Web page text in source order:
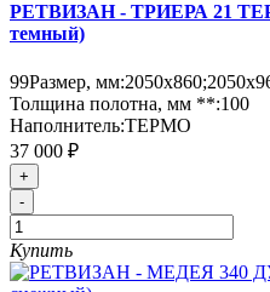
РЕТВИЗАН - ТРИЕРА 21
темный)
99Размер, мм:
Толщина полотна, мм **:100
Наполнитель:ТЕРМО
37 000 ₽
+
-
Купить